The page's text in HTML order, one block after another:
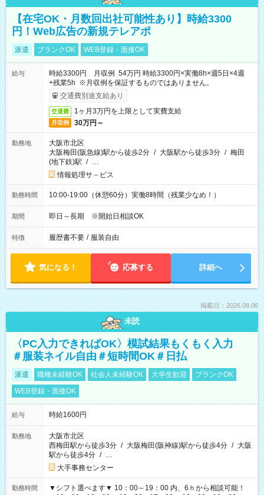
【在宅OK・月数回出社可能性あり】時給3300
円！Web広告の新規テレアポ
派遣 ブランクOK WEB登録・面接OK
給与
時給3300円 月収例 54万円 時給3300円×実働8h×週5日×4週
+残業5h ※月収例を保証するものではありません。
交通費別途支給あり
交通費 1ヶ月3万円を上限として実費支給
月収例 30万円～
勤務地
大阪市北区
大阪梅田(阪急線)駅から徒歩2分 / 大阪駅から徒歩3分 / 梅田
(地下鉄)駅 / …
情報処理サ－ビス
勤務時間 10:00-19:00（休憩60分）実働8時間（残業少なめ！）
期間 即日～長期 ※開始日相談OK
特徴 履歴書不要 / 服装自由
気になる！ 応募する 詳細へ
掲載日：2026.08.06
未読
〈PC入力できればOK〉模試結果もくもく入力
＃服装ネイル自由＃短時間OK＃日払
派遣 職種未経験OK 社会人未経験OK 大学生歓迎
ブランクOK
WEB登録・面接OK
給与 時給1600円
勤務地
大阪市北区
西梅田駅から徒歩3分 / 大阪梅田(阪神線)駅から徒歩4分 / 大阪
駅から徒歩4分 / …
大手事務センター
勤務時間
▼シフト選べます▼ 10：00～19：00 内、6ｈから相談可能！